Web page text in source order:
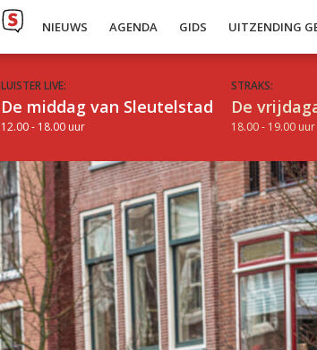
NIEUWS AGENDA GIDS UITZENDING
LUISTER LIVE:
De middag van Sleutelstad
12.00 - 18.00 uur
STRAKS:
De
18.00 - 19.00 uur